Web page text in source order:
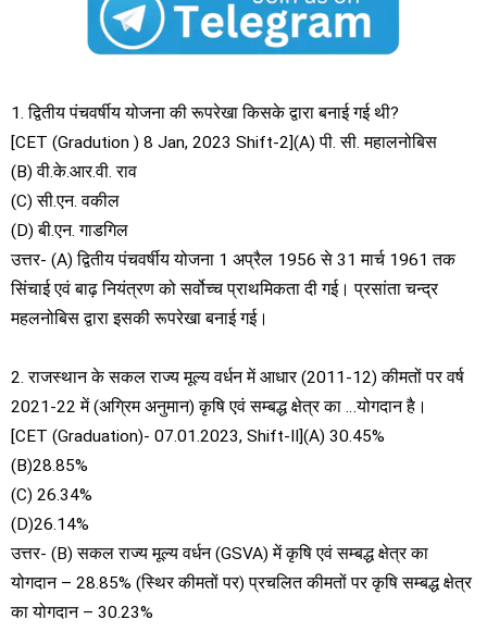
1. द्वितीय पंचवर्षीय योजना की रूपरेखा किसके द्वारा बनाई गई थी?
[CET (Gradution ) 8 Jan, 2023 Shift-2](A) पी. सी. महालनोबिस
(B) वी.के.आर.वी. राव
(C) सी.एन. वकील
(D) बी.एन. गाडगिल
उत्तर- (A) द्वितीय पंचवर्षीय योजना 1 अप्रैल 1956 से 31 मार्च 1961 तक
सिंचाई एवं बाढ़ नियंत्रण को सर्वोच्च प्राथमिकता दी गई। प्रसांता चन्द्र
महलनोबिस द्वारा इसकी रूपरेखा बनाई गई।
2. राजस्थान के सकल राज्य मूल्य वर्धन में आधार (2011-12) कीमतों पर वर्ष
2021-22 में (अग्रिम अनुमान) कृषि एवं सम्बद्ध क्षेत्र का …योगदान है।
[CET (Graduation)- 07.01.2023, Shift-II](A) 30.45%
(B)28.85%
(C) 26.34%
(D)26.14%
उत्तर- (B) सकल राज्य मूल्य वर्धन (GSVA) में कृषि एवं सम्बद्ध क्षेत्र का
योगदान – 28.85% (स्थिर कीमतों पर) प्रचलित कीमतों पर कृषि सम्बद्ध क्षेत्र
का योगदान – 30.23%